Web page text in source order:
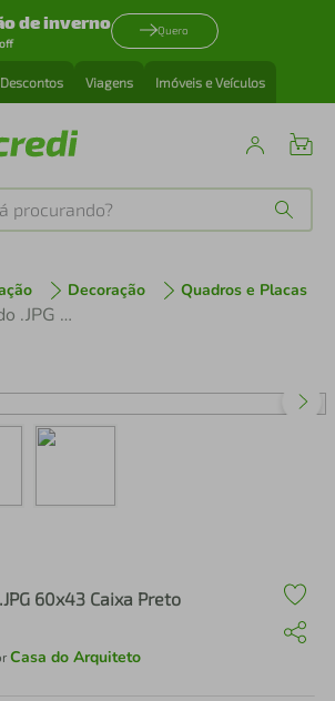
de inverno Quero
Viagens Imóveis e Veículos
Decoração Quadros e Placas
Quadro Divertido .JPG 60x43 Caixa Preto
60x43 Caixa Preto
Casa do Arquiteto